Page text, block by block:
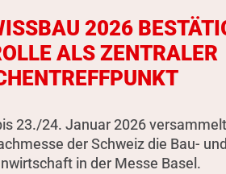
2026
ALS ZENTRALER
23./24. Januar 2026
der Schweiz die Bau-
in der Messe Basel.